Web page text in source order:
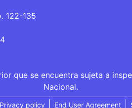
122-135
que se encuentra sujeta a
Nacional.
Privacy policy End User Agreement